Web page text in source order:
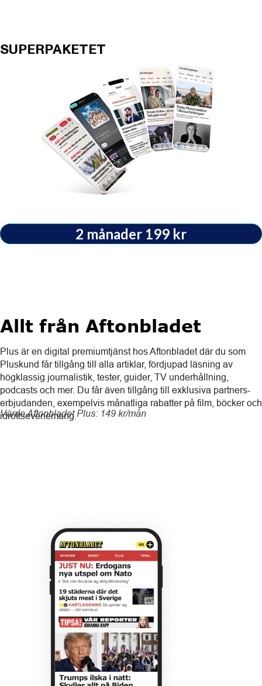
SUPERPAKETET
2 månader 199 kr
Allt från Aftonbladet
Plus är en digital premiumtjänst hos Aftonbladet där du som
Pluskund får tillgång till alla artiklar, fördjupad läsning av
högklassig journalistik, tester, guider, TV underhållning,
podcasts och mer. Du får även tillgång till exklusiva partners-
erbjudanden, exempelvis månatliga rabatter på film, böcker och
idrottsevenemang.
Värde Aftonbladet Plus: 149 kr/mån